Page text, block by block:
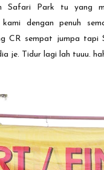
Safari Park tu yang
kami dengan penuh
CR sempat jumpa tapi
je. Tidur lagi lah tuuu.